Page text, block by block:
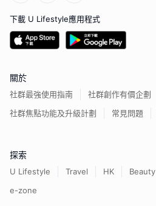
下載 U Lifestyle應用程式
關於
社群最強使用指南
社群創作有價企劃
社群焦點功能及升級計劃
常見問題
探索
U Lifestyle Travel HK Beauty
e-zone